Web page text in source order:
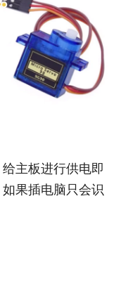
主板进行供电即
果插电脑只会识